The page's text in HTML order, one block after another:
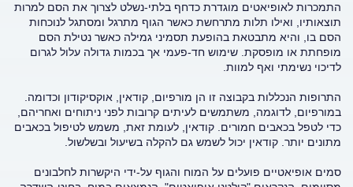
התמכרות לאופיאטים מוגדרת כדחף בלתי-נשלט לצרוך את הסם למרות
תוצאותיו, ואילו תלות מתרחשת כאשר הגוף מתרגל ומסתגל לנוכחות
הסם בו, והיא מתבטאת בהופעת תסמיני גמילה כאשר נטילת הסם
מופחתת או מופסקת. שימוש חד-פעמי אך בכמות גדולה עלול לגרום
לדיכוי נשימתי ואף למוות.
התרופות הנכללות בקבוצה זו הן מורפיום, קודאין, אוקסיקודון וכדומה.
במורפיום, לדוגמה, משתמשים לעיתים קרובות לפני ניתוחים ואחריהם,
כדי לטפל בכאבים חמורים. קודאין, לעומת זאת, משמש לטיפול בכאבים
מתונים יותר. קודאין יכול לשמש גם להקלה בשיעול ובשלשול.
סמים אופיאטיים פועלים על המוח והגוף על-ידי היקשרות לחלבונים